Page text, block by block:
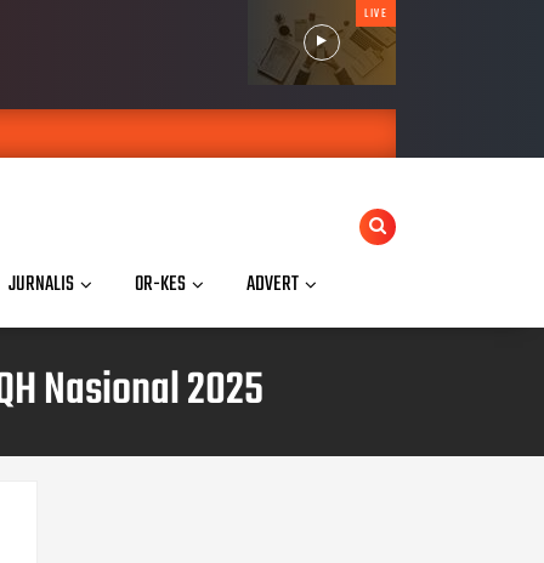
LIVE
JURNALIS OR-KES ADVERT
Nasional 2025